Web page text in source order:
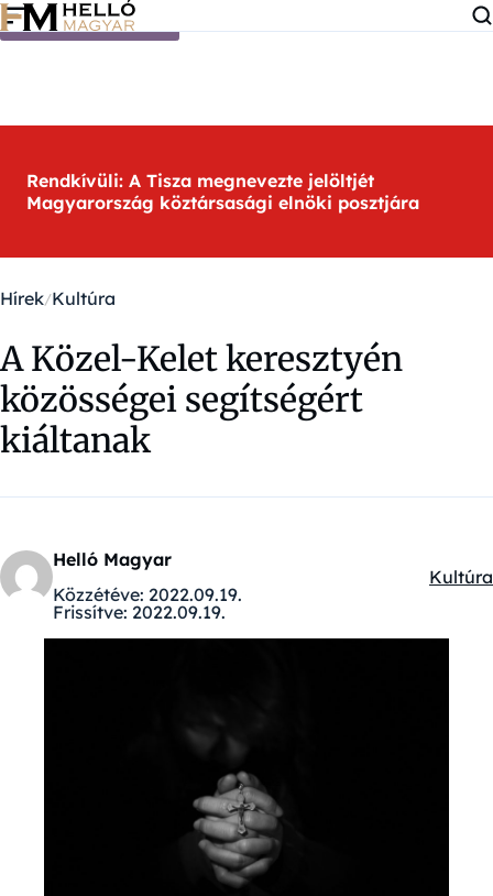
Ugrás a tartalomra
Rendkívüli: A Tisza megnevezte jelöltjét
Magyarország köztársasági elnöki posztjára
Hírek Kultúra
A Közel-Kelet keresztyén
közösségei segítségért
kiáltanak
Helló Magyar
Közzétéve: 2022.09.19.
Frissítve: 2022.09.19.
Kultúra